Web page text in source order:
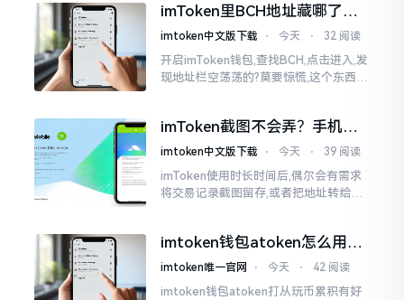
imToken里BCH地址藏哪了？
手把手教你找对位置
imtoken中文版下载 ⋅ 今天 ⋅ 32 阅读
开启imToken钱包,查找BCH,点击进入,发
现地址栏空荡荡的?莫要惊慌,这个东西隐
imToken截图不会弄？手机这
招教你搞定
imtoken中文版下载 ⋅ 今天 ⋅ 39 阅读
imToken使用时长时间后,偶尔会有需求
将交易记录截图留存,或者把地址转给友
简易的
imtoken钱包atoken怎么用？
一文教你搞定
imtoken唯一官网 ⋅ 今天 ⋅ 42 阅读
imtoken钱包atoken打从玩币累积有好